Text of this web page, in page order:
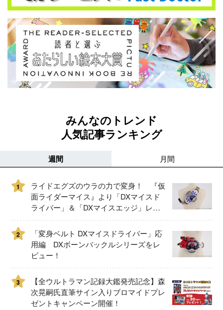
みんなのトレンド
人気記事ランキング
週間 月間
1
ライドエグズのウラの力で変身！ 『仮
面ライダーマイス』より「DXマイスド
ライバー」＆「DXマイスエッジ」レビ
ュー！
2
「変身ベルト DXマイスドライバー」応
用編 DXボーンバックルシリーズをレ
ビュー！
3
【全ウルトラマン記録大鑑発売記念】森
次晃嗣氏直筆サイン入りブロマイドプレ
ゼントキャンペーン開催！